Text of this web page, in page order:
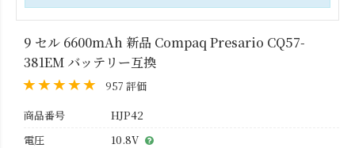
9 セル 6600mAh 新品 Compaq Presario CQ57-
381EM バッテリー互換
957 評価
商品番号
HJP42
電圧
10.8V